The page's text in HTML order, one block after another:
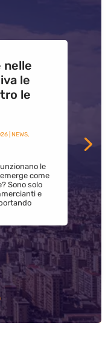
nelle
le
le
| NEWS,
le
come
Sono solo
e